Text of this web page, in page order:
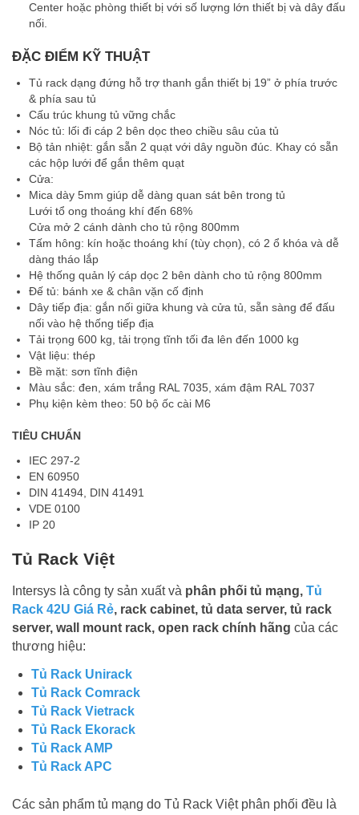
Center hoặc phòng thiết bị với số lượng lớn thiết bị và dây đấu
nối.
ĐẶC ĐIỂM KỸ THUẬT
Tủ rack dạng đứng hỗ trợ thanh gắn thiết bị 19” ở phía trước
& phía sau tủ
Cấu trúc khung tủ vững chắc
Nóc tủ: lối đi cáp 2 bên dọc theo chiều sâu của tủ
Bộ tản nhiệt: gắn sẵn 2 quạt với dây nguồn đúc. Khay có sẵn
các hộp lưới để gắn thêm quạt
Cửa:
Mica dày 5mm giúp dễ dàng quan sát bên trong tủ
Lưới tổ ong thoáng khí đến 68%
Cửa mở 2 cánh dành cho tủ rộng 800mm
Tấm hông: kín hoặc thoáng khí (tùy chọn), có 2 ổ khóa và dễ
dàng tháo lắp
Hệ thống quản lý cáp dọc 2 bên dành cho tủ rộng 800mm
Đế tủ: bánh xe & chân vặn cố định
Dây tiếp địa: gắn nối giữa khung và cửa tủ, sẵn sàng để đấu
nối vào hệ thống tiếp địa
Tải trọng 600 kg, tải trọng tĩnh tối đa lên đến 1000 kg
Vật liệu: thép
Bề mặt: sơn tĩnh điện
Màu sắc: đen, xám trắng RAL 7035, xám đậm RAL 7037
Phụ kiện kèm theo: 50 bộ ốc cài M6
TIÊU CHUẨN
IEC 297-2
EN 60950
DIN 41494, DIN 41491
VDE 0100
IP 20
Tủ Rack Việt
Intersys là công ty sản xuất và phân phối tủ mạng, Tủ
Rack 42U Giá Rẻ, rack cabinet, tủ data server, tủ rack
server, wall mount rack, open rack chính hãng của các
thương hiệu:
Tủ Rack Unirack
Tủ Rack Comrack
Tủ Rack Vietrack
Tủ Rack Ekorack
Tủ Rack AMP
Tủ Rack APC
Các sản phẩm tủ mạng do Tủ Rack Việt phân phối đều là